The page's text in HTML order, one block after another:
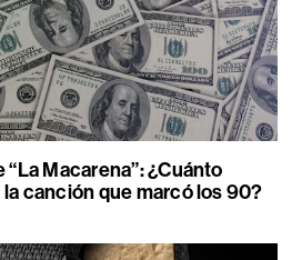
Macarena”: ¿Cuánto
canción que marcó los 90?